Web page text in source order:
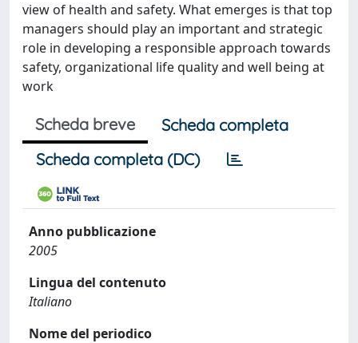
view of health and safety. What emerges is that top
managers should play an important and strategic
role in developing a responsible approach towards
safety, organizational life quality and well being at
work
Scheda breve
Scheda completa
Scheda completa (DC)
Anno pubblicazione
2005
Lingua del contenuto
Italiano
Nome del periodico